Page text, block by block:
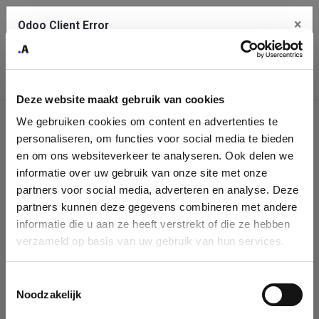
Deze website maakt gebruik van cookies
We gebruiken cookies om content en advertenties te
personaliseren, om functies voor social media te bieden
en om ons websiteverkeer te analyseren. Ook delen we
informatie over uw gebruik van onze site met onze
partners voor social media, adverteren en analyse. Deze
partners kunnen deze gegevens combineren met andere
informatie die u aan ze heeft verstrekt of die ze hebben
verzameld op basis van uw gebruik van hun services.
Noodzakelijk
Company
Identification
Please fill in your company details
You can search a company in our database by name, VAT or
enterprise ID. When a company is selected it will auto-complete the
form. If you don't find your company in our database, you can create
Odoo Client Error ×
service.
See details
Ok